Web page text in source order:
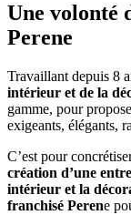
Une volonté
Perene
Travaillant depuis 8
intérieur et de la
gamme, pour
exigeants, élégants,
C’est pour
création d’une
intérieur et la
franchisé Perene